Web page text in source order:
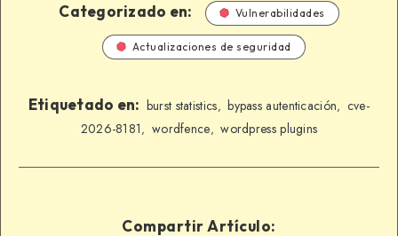
Categorizado en: Vulnerabilidades
Actualizaciones de seguridad
Etiquetado en: burst statistics, bypass autenticación, cve-
2026-8181, wordfence, wordpress plugins
Compartir Artículo: